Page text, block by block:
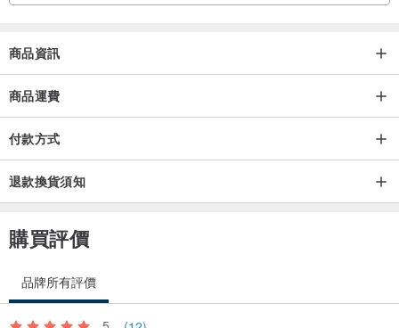
商品資訊
商品運費
付款方式
退款換貨須知
購買評價
品牌所有評價